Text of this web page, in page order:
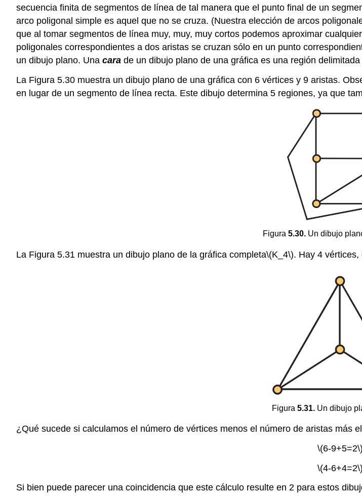
secuencia finita de segmentos de línea de tal manera que el punto final de un
arco poligonal simple es aquel que no se cruza. (Nuestra elección de arcos
que al tomar segmentos de línea muy, muy, muy cortos podemos aproximar
poligonales correspondientes a dos aristas se cruzan sólo en un punto
un dibujo plano. Una cara de un dibujo plano de una gráfica es una región
La Figura 5.30 muestra un dibujo plano de una gráfica con 6 vértices y 9 aristas.
en lugar de un segmento de línea recta. Este dibujo determina 5 regiones, ya que
Figura 5.30. Un dibujo
La Figura 5.31 muestra un dibujo plano de la gráfica completa\(K_4\). Hay 4
Figura 5.31. Un dibujo
¿Qué sucede si calculamos el número de vértices menos el número de aristas más
\(6-9+5=2\)
\(4-6+4=2\)
Si bien puede parecer una coincidencia que este cálculo resulte en 2 para estos